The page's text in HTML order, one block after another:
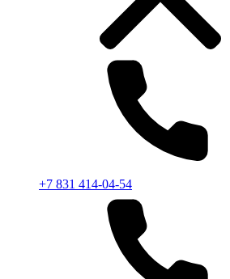
+7 831 414-04-54